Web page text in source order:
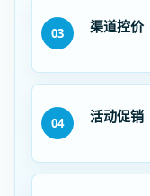
03 渠道控价
04 活动促销